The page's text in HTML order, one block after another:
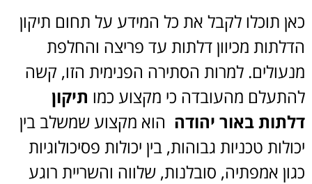
כאן תוכלו לקבל את כל המידע על תחום תיקון
הדלתות מכיוון דלתות עד פריצה והחלפת
מנעולים. למרות הסתירה הפנימית הזו, קשה
להתעלם מהעובדה כי מקצוע כמו תיקון
דלתות באור יהודה הוא מקצוע שמשלב בין
יכולות טכניות גבוהות, בין יכולות פסיכולוגיות
כגון אמפתיה, סובלנות, שלווה והשריית רוגע